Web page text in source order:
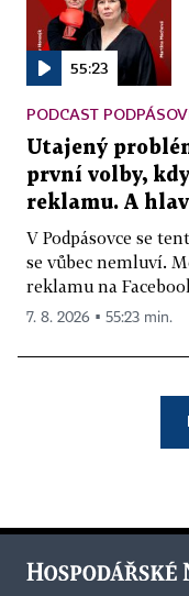
55:23
PODCAST
Utajený
první volby,
reklamu. A
V Podpásovce se
se vůbec nemluví.
reklamu na
7. 8. 2026 ▪ 55:23 min.